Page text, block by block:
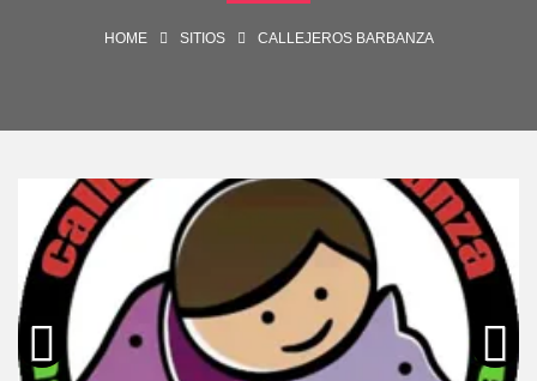
HOME SITIOS CALLEJEROS BARBANZA